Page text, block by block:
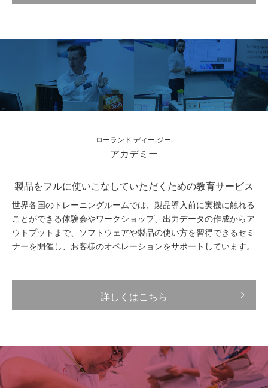
ローランド ディー.ジー.
アカデミー
製品をフルに使いこなしていただくための教育サービス
世界各国のトレーニングルームでは、製品導入前に実機に触れる
ことができる体験会やワークショップ、出力データの作成からア
ウトプットまで、ソフトウェアや製品の使い方を習得できるセミ
ナーを開催し、お客様のオペレーションをサポートしています。
詳しくはこちら